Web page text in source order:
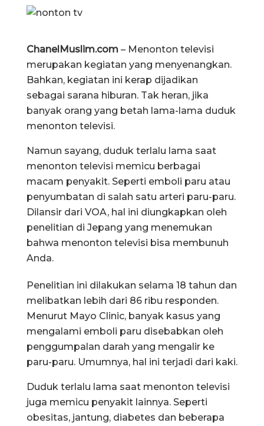
ChanelMuslim.com – Menonton televisi
merupakan kegiatan yang menyenangkan.
Bahkan, kegiatan ini kerap dijadikan
sebagai sarana hiburan. Tak heran, jika
banyak orang yang betah lama-lama duduk
menonton televisi.
Namun sayang, duduk terlalu lama saat
menonton televisi memicu berbagai
macam penyakit. Seperti emboli paru atau
penyumbatan di salah satu arteri paru-paru.
Dilansir dari VOA, hal ini diungkapkan oleh
penelitian di Jepang yang menemukan
bahwa menonton televisi bisa membunuh
Anda.
Penelitian ini dilakukan selama 18 tahun dan
melibatkan lebih dari 86 ribu responden.
Menurut Mayo Clinic, banyak kasus yang
mengalami emboli paru disebabkan oleh
penggumpalan darah yang mengalir ke
paru-paru. Umumnya, hal ini terjadi dari kaki.
Duduk terlalu lama saat menonton televisi
juga memicu penyakit lainnya. Seperti
obesitas, jantung, diabetes dan beberapa